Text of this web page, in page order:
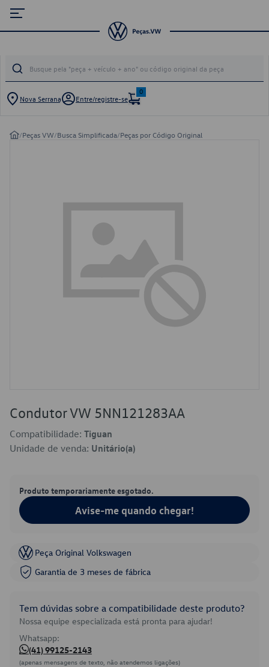
Nova Serrana Entre/registre-se
0
/Peças VW/Busca Simplificada/Peças por Código Original
Condutor VW 5NN121283AA
Compatibilidade: Tiguan
Unidade de venda: Unitário(a)
Produto temporariamente esgotado.
Avise-me quando chegar!
Peça Original Volkswagen
Garantia de 3 meses de fábrica
Tem dúvidas sobre a compatibilidade deste produto?
Nossa equipe especializada está pronta para ajudar!
Whatsapp:
(41) 99125-2143
(apenas mensagens de texto, não atendemos ligações)